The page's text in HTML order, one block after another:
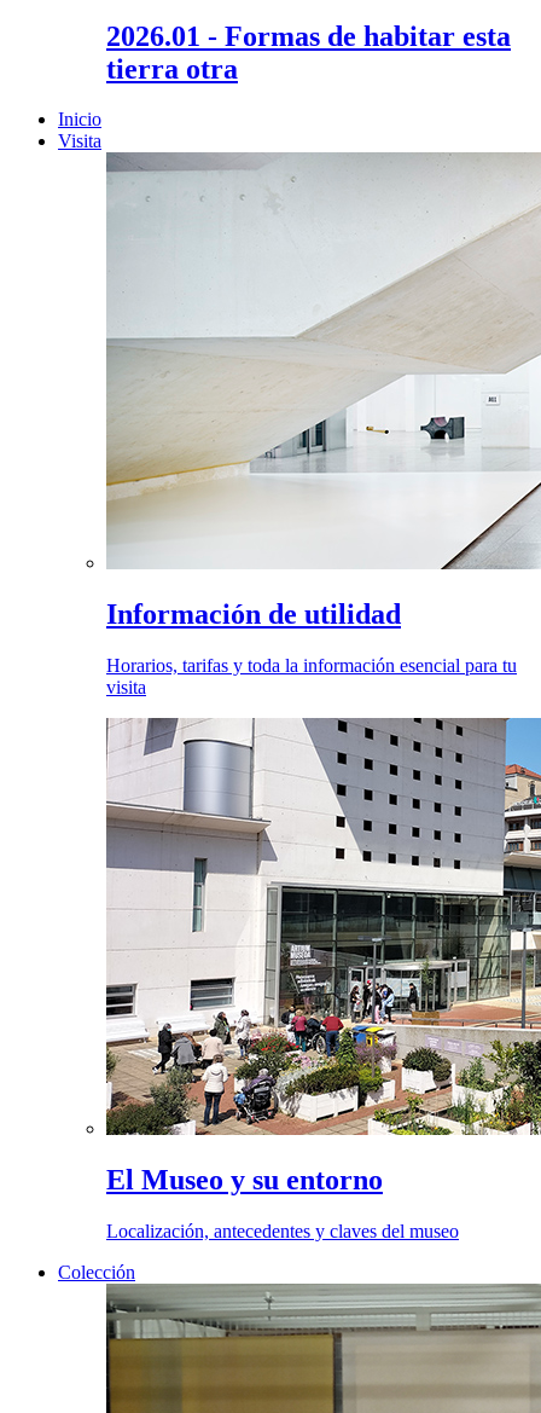
2026.01 - Formas de habitar esta
tierra otra
Inicio
Visita
Información de utilidad
Horarios, tarifas y toda la información esencial para tu
visita
El Museo y su entorno
Localización, antecedentes y claves del museo
Colección